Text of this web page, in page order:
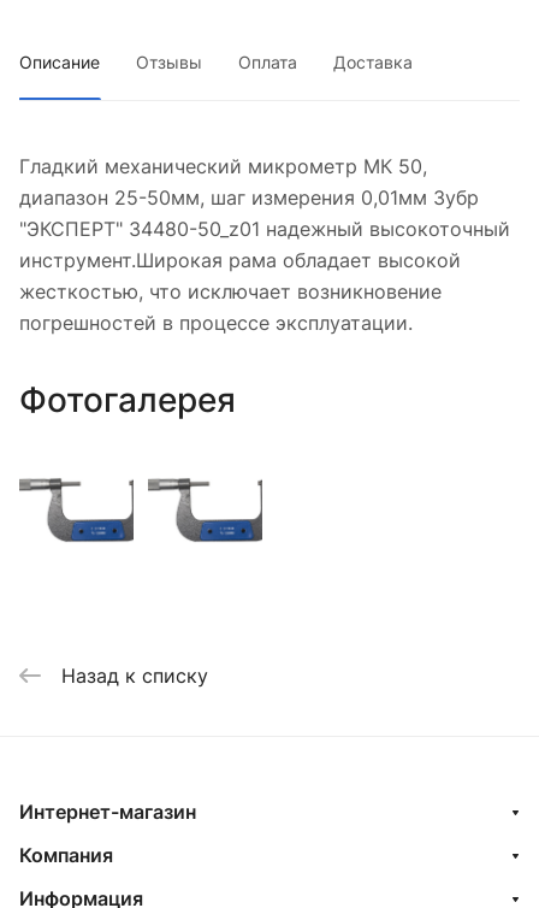
Описание Отзывы Оплата Доставка
Гладкий механический микрометр МК 50,
диапазон 25-50мм, шаг измерения 0,01мм Зубр
"ЭКСПЕРТ" 34480-50_z01 надежный высокоточный
инструмент.Широкая рама обладает высокой
жесткостью, что исключает возникновение
погрешностей в процессе эксплуатации.
Фотогалерея
Назад к списку
Интернет-магазин
Компания
Информация